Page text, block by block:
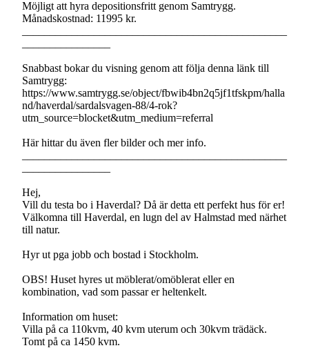
Möjligt att hyra depositionsfritt genom Samtrygg.
Månadskostnad: 11995 kr.
Snabbast bokar du visning genom att följa denna länk till
Samtrygg:
https://www.samtrygg.se/object/fbwib4bn2q5jf1tfskpm/halla
nd/haverdal/sardalsvagen-88/4-rok?
utm_source=blocket&utm_medium=referral
Här hittar du även fler bilder och mer info.
Hej,
Vill du testa bo i Haverdal? Då är detta ett perfekt hus för er!
Välkomna till Haverdal, en lugn del av Halmstad med närhet
till natur.
Hyr ut pga jobb och bostad i Stockholm.
OBS! Huset hyres ut möblerat/omöblerat eller en
kombination, vad som passar er heltenkelt.
Information om huset:
Villa på ca 110kvm, 40 kvm uterum och 30kvm trädäck.
Tomt på ca 1450 kvm.